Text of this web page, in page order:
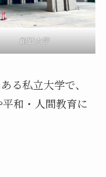
創価大学
る私立大学で、
和・人間教育に